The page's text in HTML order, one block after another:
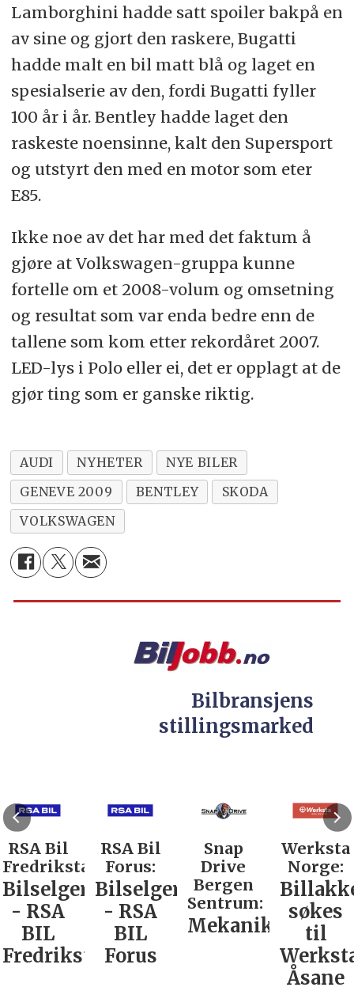
Lamborghini hadde satt spoiler bakpå en
av sine og gjort den raskere, Bugatti
hadde malt en bil matt blå og laget en
spesialserie av den, fordi Bugatti fyller
100 år i år. Bentley hadde laget den
raskeste noensinne, kalt den Supersport
og utstyrt den med en motor som eter
E85.
Ikke noe av det har med det faktum å
gjøre at Volkswagen-gruppa kunne
fortelle om et 2008-volum og omsetning
og resultat som var enda bedre enn de
tallene som kom etter rekordåret 2007.
LED-lys i Polo eller ei, det er opplagt at de
gjør ting som er ganske riktig.
AUDI NYHETER
NYE BILER
GENEVE 2009
BENTLEY
SKODA
VOLKSWAGEN
Bilbransjens
stillingsmarked
RSA Bil
Fredrikstad:
Bilselger
- RSA
BIL
Fredrikstad
RSA Bil
Forus:
Bilselger
- RSA
BIL
Forus
Snap
Drive
Bergen
Sentrum:
Mekaniker
Werksta
Norge:
søkes
til
Åsane